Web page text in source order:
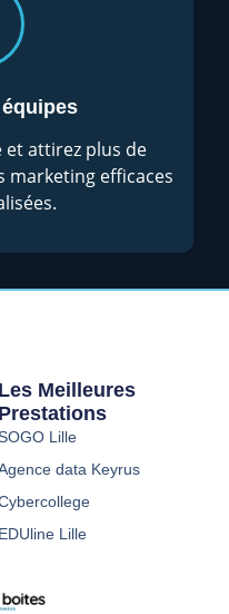
et attirez plus de
marketing efficaces
Les Meilleures
Prestations
Lille
data Keyrus
EDUline Lille